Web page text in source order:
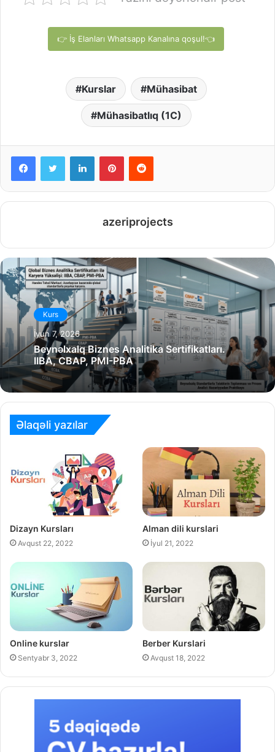
👉 İş Elanları Whatsapp Kanalına qoşul!👈
Kurslar Mühasibat
Mühasibatlıq (1C)
FacebookTwitter LinkedInPinterestReddit
azeriprojects
Kurs
İyun 7, 2026
Beynəlxalq Biznes Analitika Sertifikatları.
IIBA, CBAP, PMI-PBA
Əlaqəli yazılar
Dizayn Kursları
Avqust 22, 2022
Alman dili kurslari
İyul 21, 2022
Online kurslar
Sentyabr 3, 2022
Berber Kurslari
Avqust 18, 2022